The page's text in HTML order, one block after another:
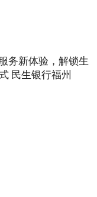
务新体验，解锁生
民生银行福州